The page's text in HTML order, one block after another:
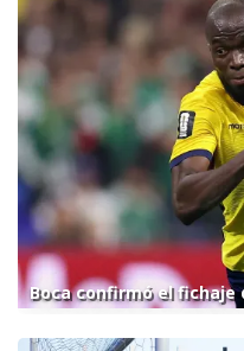
Boca confirmó el fichaje